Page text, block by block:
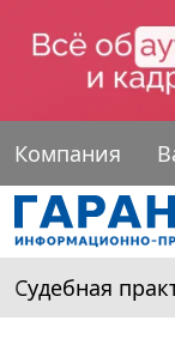
Компания
Судебная